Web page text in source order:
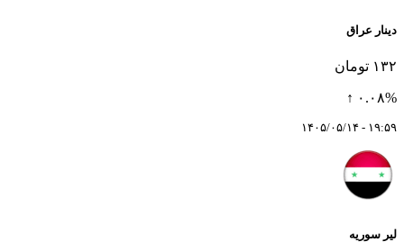
دینار عراق
۱۳۲ تومان
۰.۰۸% ↑
۱۹:۵۹ - ۱۴۰۵/۰۵/۱۴
لیر سوریه